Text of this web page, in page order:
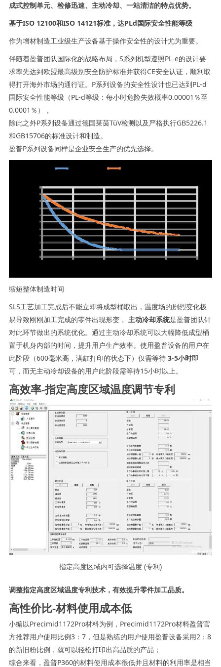
成式控制单元、检修迅速、主动冷却、一站清洁的特点优势。
基于ISO 12100和ISO 14121标准，达PLd国际安全性能等级
作为增材制造工业级生产设备基于操作安全性的设计尤为重要。
伴随着盈普团队国际化的战略布局，S系列机型遵照PL-e的设计要
求率先达到欧盟最高级别安全防护标准并获得CE安全认证，顺利取
得打开海外市场的通行证。P系列设备的安全性设计也已达到PL-d
国际安全性能等级（PL-d等级：每小时危险失效概率0.00001％至
0.0001％），
除此之外P系列设备通过德国莱茵TüV检测以及严格执行GB5226.1
和GB15706的标准设计和制造。
盈普P系列设备同样是企业安全生产的优先选择。
缩短整体制造时间
SLS工艺加工完成后不能立即将成型桶取出，温度场的剧烈变化极
易导致刚刚加工完成的零件出现形变， 主动冷却系统是盈普团队针
对此环节做出的系统优化。通过主动冷却系统可以大幅降低成型桶
置于机身内部的时间，提升用户生产效率。使用盈普设备的用户在
此阶段（600毫米高，满缸打印的状态下）仅需等待 3-5小时即
可，而无主动冷却设备的用户此阶段需等待15小时以上。
高效率-指定高度区域温度调节专利
指定高度区域内可选择温度 (专利)
调整指定高度区域温度专利技术，有效提升零件加工品质。
高性价比-材料使用成本低
小编以Precimid1172Pro材料为例，Precimid1172Pro材料盈普官
方推荐用户使用比例3：7，但是熟练的用户使用盈普设备采用2：8
的新旧粉比例，就可以轻松打印出高品质的产品；
综合来看，盈普P360的材料使用成本很低并且材料的利用率是相当